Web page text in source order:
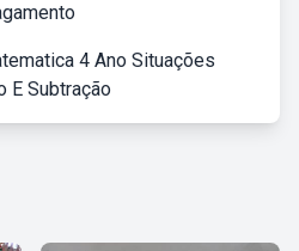
4 Ano Situações
E Subtração